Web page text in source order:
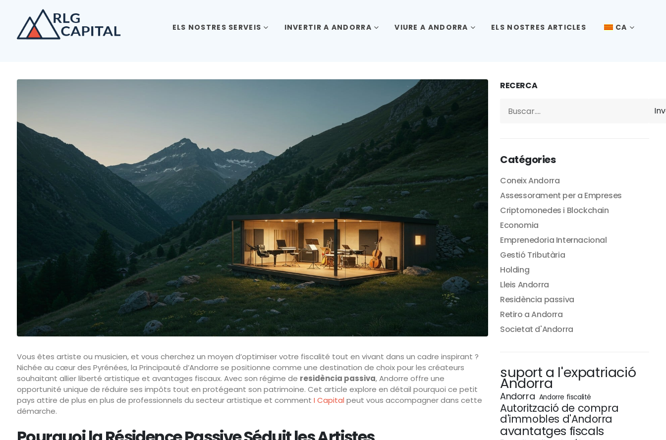
ELS NOSTRES SERVEIS INVERTIR A ANDORRA VIURE A ANDORRA ELS NOSTRES ARTICLES CA
Vous êtes artiste ou musicien, et vous cherchez un moyen d’optimiser votre fiscalité tout en vivant dans un cadre inspirant ?
Nichée au cœur des Pyrénées, la Principauté d’Andorre se positionne comme une destination de choix pour les créateurs
souhaitant allier liberté artistique et avantages fiscaux. Avec son régime de residència passiva, Andorre offre une
opportunité unique de réduire ses impôts tout en protégeant son patrimoine. Cet article explore en détail pourquoi ce petit
pays attire de plus en plus de professionnels du secteur artistique et comment I Capital peut vous accompagner dans cette
démarche.
RECERCA
Catégories
Coneix Andorra
Assessorament per a Empreses
Criptomonedes i Blockchain
Economia
Emprenedoria Internacional
Gestió Tributària
Holding
Lleis Andorra
Residència passiva
Retiro a Andorra
Societat d'Andorra
suport a l'expatriació
Andorra
Andorra Andorre fiscalité
Autorització de compra
d'immobles d'Andorra
avantatges fiscals